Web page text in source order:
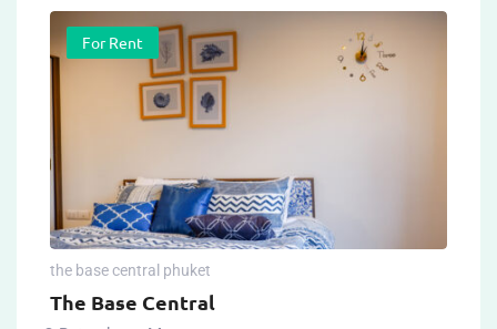
For Rent
the base central phuket
The Base Central